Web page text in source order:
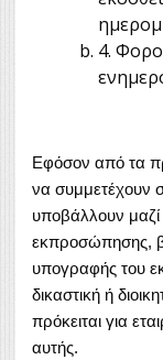
4.
Εφόσον από τα
να συμμετέχουν
υποβάλλουν
εκπροσώπησης,
υπογραφής του
δικαστική ή
πρόκειται για
αυτής.